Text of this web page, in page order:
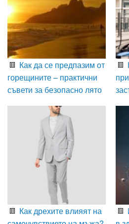
Как да се предпазим от
горещините – практични
съвети за безопасно лято
Как дрехите влияят на